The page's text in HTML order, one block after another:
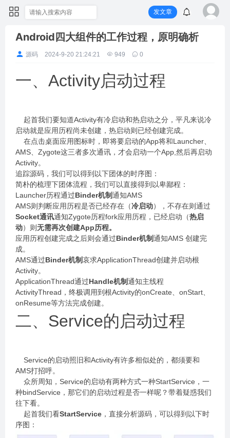
发文章
Android四大组件的工作过程，原明确析
源码 2024-9-20 21:24:21 949 0
一、Activity启动过程
起首我们要知道Activity有冷启动和热启动之分，平凡来说冷
启动就是应用历程尚未创建，热启动则已经创建完成。
在点击桌面应用图标时，即将要启动的App将和Launcher、
AMS、Zygote这三者多次通讯，才会启动一个App,然后再启动
Activity。
追踪源码，我们可以得到以下团体的时序图：
简朴的梳理下团体流程，我们可以直接得到以卑鄙程：
Launcher历程通过Binder机制通知AMS
AMS则判断应用历程是否已经存在（冷启动），不存在则通过
Socket通讯通知Zygote历程fork应用历程，已经启动（热启
动）则无需再次创建App历程。
应用历程创建完成之后则会通过Binder机制通知AMS 创建完
成。
AMS通过Binder机制哀求ApplicationThread创建并启动根
Activity。
ApplicationThread通过Handle机制通知主线程
ActivityThread，终极调用到根Activity的onCreate、onStart、
onResume等方法完成创建。
二、Service的启动过程
Service的启动照旧和Activity有许多相似处的，都须要和
AMS打招呼。
众所周知，Service的启动有两种方式一种StartService，一
种bindService，那它们的启动过程是否一样呢？带着疑惑我们
往下看。
起首我们看StartService ，直接分析源码，可以得到以下时
序图：